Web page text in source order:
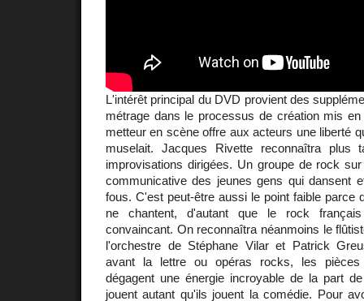
L'intérêt principal du DVD provient des
métrage dans le processus de création mis
metteur en scène offre aux acteurs une liberté
muselait. Jacques Rivette reconnaîtra plus
improvisations dirigées. Un groupe de rock
communicative des jeunes gens qui dansent
fous. C'est peut-être aussi le point faible parce
ne chantent, d'autant que le rock
convaincant. On reconnaîtra néanmoins le
l'orchestre de Stéphane Vilar et Patrick
avant la lettre ou opéras rocks, les
dégagent une énergie incroyable de la part
jouent autant qu'ils jouent la comédie. Pour